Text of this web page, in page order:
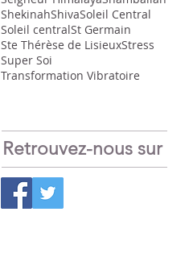
ShekinahShivaSoleil Central
Soleil centralSt Germain
Ste Thérèse de LisieuxStress
Super Soi
Transformation Vibratoire
Retrouvez-nous sur